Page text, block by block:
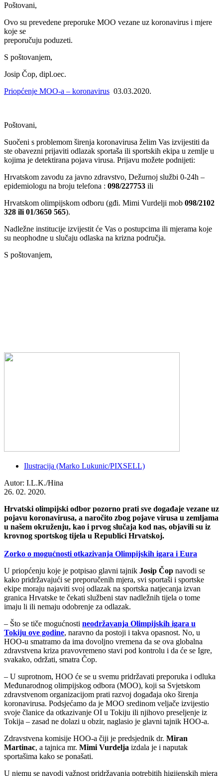
Poštovani,
Ovo su prevedene preporuke MOO vezane uz koronavirus i mjere
koje se
preporučuju poduzeti.
S poštovanjem,
Josip Čop, dipl.oec.
Priopćenje MOO-a – koronavirus 03.03.2020.
Poštovani,
Suočeni s problemom širenja koronavirusa želim Vas izvijestiti da
ste obavezni prijaviti odlazak sportaša ili sportskih ekipa u zemlje u
kojima je detektirana pojava virusa. Prijavu možete podnijeti:
Hrvatskom zavodu za javno zdravstvo, Dežurnoj službi 0-24h –
epidemiologu na broju telefona : 098/227753 ili
Hrvatskom olimpijskom odboru (gđi. Mimi Vurdelji mob 098/2102
328 ili 01/3650 565).
Nadležne institucije izvijestit će Vas o postupcima ili mjerama koje
su neophodne u slučaju odlaska na krizna područja.
S poštovanjem,
Ilustracija (Marko Lukunic/PIXSELL)
Autor: I.L.K./Hina
26. 02. 2020.
Hrvatski olimpijski odbor pozorno prati sve događaje vezane uz
pojavu koronavirusa, a naročito zbog pojave virusa u zemljama
u našem okruženju, kao i prvog slučaja kod nas, objavili su iz
krovnog sportskog tijela u Republici Hrvatskoj.
Zorko o mogućnosti otkazivanja Olimpijskih igara i Eura
U priopćenju koje je potpisao glavni tajnik Josip Čop navodi se
kako pridržavajući se preporučenih mjera, svi sportaši i sportske
ekipe moraju najaviti svoj odlazak na sportska natjecanja izvan
granica Hrvatske te čekati službeni stav nadležnih tijela o tome
imaju li ili nemaju odobrenje za odlazak.
– Što se tiče mogućnosti neodržavanja Olimpijskih igara u
Tokiju ove godine, naravno da postoji i takva opasnost. No, u
HOO-u smatramo da ima dovoljno vremena da se ova globalna
zdravstvena kriza pravovremeno stavi pod kontrolu i da će se Igre,
svakako, održati, smatra Čop.
– U suprotnom, HOO će se u svemu pridržavati preporuka i odluka
Međunarodnog olimpijskog odbora (MOO), koji sa Svjetskom
zdravstvenom organizacijom prati razvoj događaja oko širenja
koronavirusa. Podsjećamo da je MOO sredinom veljače izvijestio
svoje članice da otkazivanje OI u Tokiju ili njihovo preseljenje iz
Tokija – zasad ne dolazi u obzir, naglasio je glavni tajnik HOO-a.
Zdravstvena komisije HOO-a čiji je predsjednik dr. Miran
Martinac, a tajnica mr. Mimi Vurdelja izdala je i naputak
sportašima kako se ponašati.
U njemu se navodi važnost pridržavanja potrebitih higijenskih mjera